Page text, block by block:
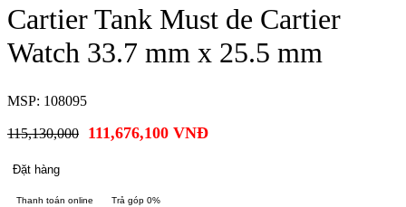
Cartier Tank Must de Cartier
Watch 33.7 mm x 25.5 mm
MSP: 108095
115,130,000 111,676,100 VNĐ
Đặt hàng
Thanh toán online Trả góp 0%